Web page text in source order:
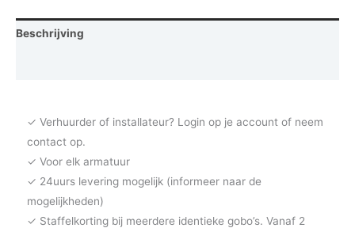
Beschrijving
✓ Verhuurder of installateur? Login op je account of neem
contact op.
✓ Voor elk armatuur
✓ 24uurs levering mogelijk (informeer naar de
mogelijkheden)
✓ Staffelkorting bij meerdere identieke gobo’s. Vanaf 2